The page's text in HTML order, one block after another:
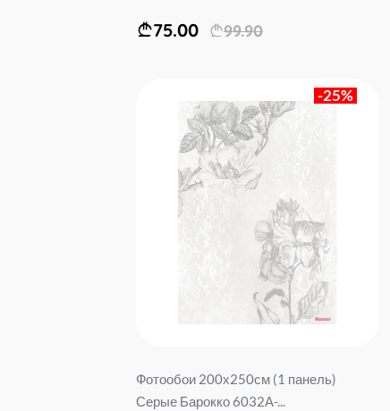
75.00 99.90
-25%
Фотообои 200х250см (1 панель)
Серые Барокко 6032А-...